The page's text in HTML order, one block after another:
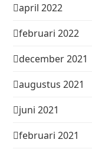
april 2022
februari 2022
december 2021
augustus 2021
juni 2021
februari 2021